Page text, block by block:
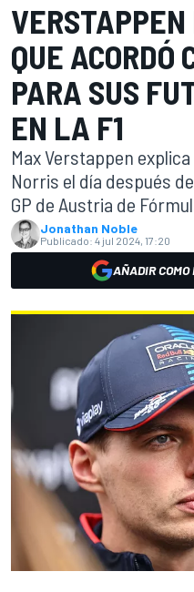
QUE ACORDÓ
PARA SUS
EN LA F1
Max Verstappen
Norris el día después
GP de Austria de
Jonathan Noble
Publicado: 4 jul 2024, 17:20
AÑADIR